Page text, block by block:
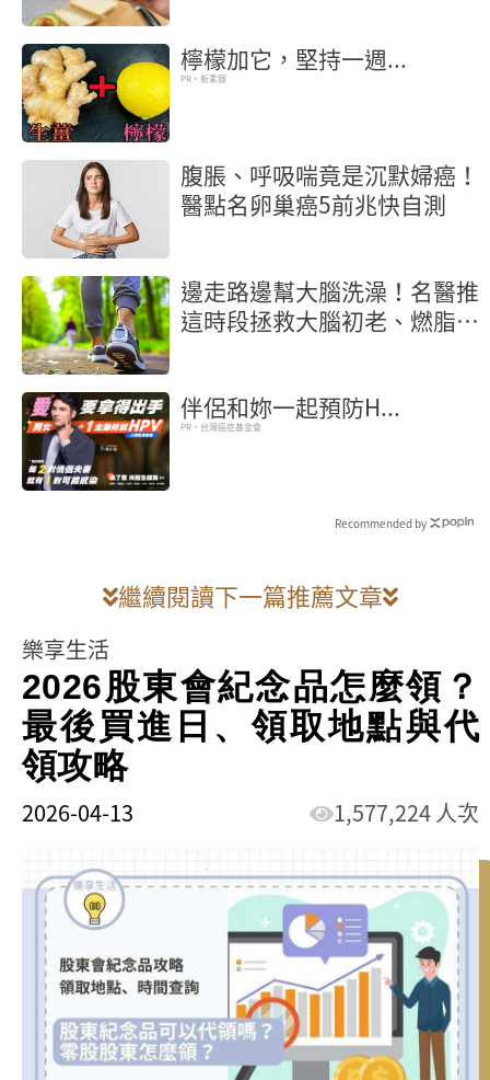
檸檬加它，堅持一週...
PR・新素簡
腹脹、呼吸喘竟是沉默婦癌！
醫點名卵巢癌5前兆快自測
邊走路邊幫大腦洗澡！名醫推
這時段拯救大腦初老、燃脂又
伴侶和妳一起預防H...
PR・台灣癌症基金會
Recommended by
繼續閱讀下一篇推薦文章
樂享生活
2026股東會紀念品怎麼領？
最後買進日、領取地點與代
領攻略
2026-04-13 1,577,224 人次